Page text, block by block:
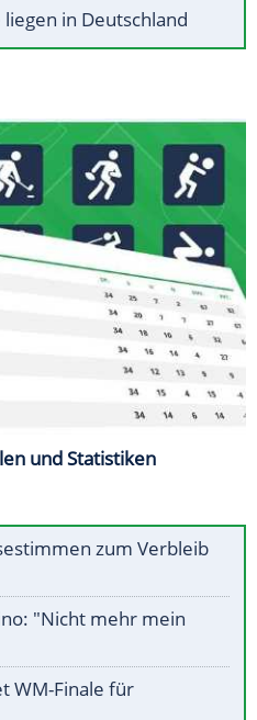
in Deutschland
und Statistiken
zum Verbleib
"Nicht mehr mein
WM-Finale für